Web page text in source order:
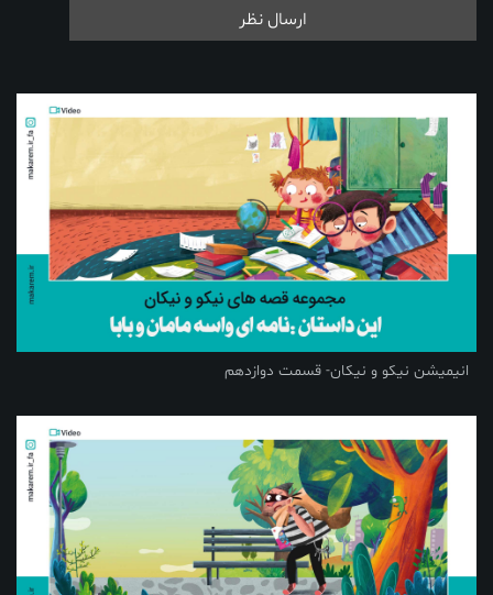
ارسال نظر
انیمیشن نیکو و نیکان- قسمت دوازدهم